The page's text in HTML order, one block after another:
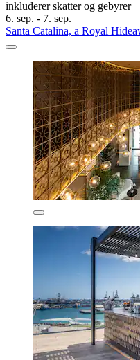
inkluderer skatter og gebyrer
6. sep. - 7. sep.
Santa Catalina, a Royal